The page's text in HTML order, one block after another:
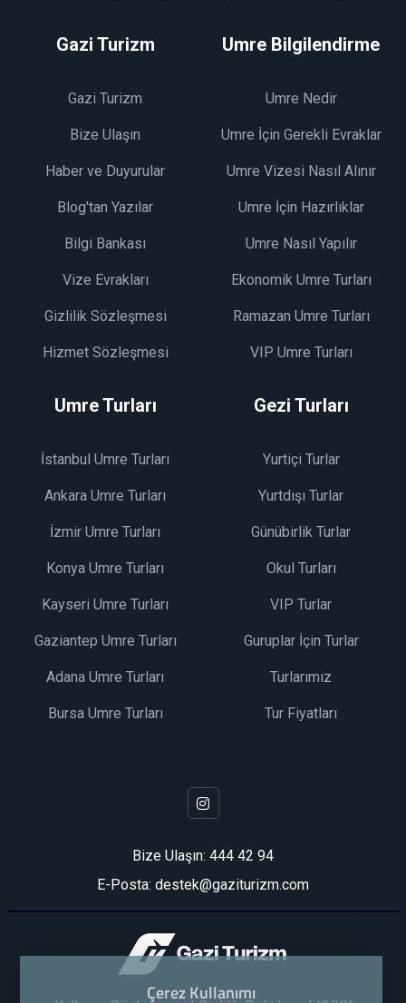
Gazi Turizm
Gazi Turizm
Bize Ulaşın
Haber ve Duyurular
Blog'tan Yazılar
Bilgi Bankası
Vize Evrakları
Gizlilik Sözleşmesi
Hizmet Sözleşmesi
Umre Bilgilendirme
Umre Nedir
Umre İçin Gerekli Evraklar
Umre Vizesi Nasıl Alınır
Umre İçin Hazırlıklar
Umre Nasıl Yapılır
Ekonomik Umre Turları
Ramazan Umre Turları
VIP Umre Turları
Umre Turları
İstanbul Umre Turları
Ankara Umre Turları
İzmir Umre Turları
Konya Umre Turları
Kayseri Umre Turları
Gaziantep Umre Turları
Adana Umre Turları
Bursa Umre Turları
Gezi Turları
Yurtiçi Turlar
Yurtdışı Turlar
Günübirlik Turlar
Okul Turları
VIP Turlar
Guruplar İçin Turlar
Turlarımız
Tur Fiyatları
Bize Ulaşın: 444 42 94
E-Posta: destek@gaziturizm.com
Çerez Kullanımı